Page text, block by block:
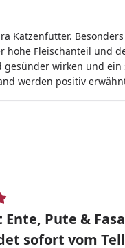
Katzenfutter.
Fleischanteil und
wirken und ein
werden positiv
Ente, Pute &
sofort vom